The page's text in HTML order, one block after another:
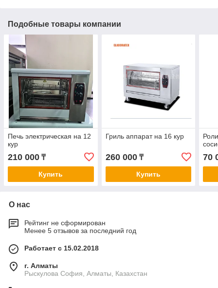
Подобные товары компании
Печь электрическая на 12
кур
210 000 ₸
Купить
Гриль аппарат на 16 кур
260 000₸
Купить
70
О нас
Рейтинг не сформирован
Менее 5 отзывов за последний год
Работает с 15.02.2018
г. Алматы
Рыскулова София, Алматы, Казахстан